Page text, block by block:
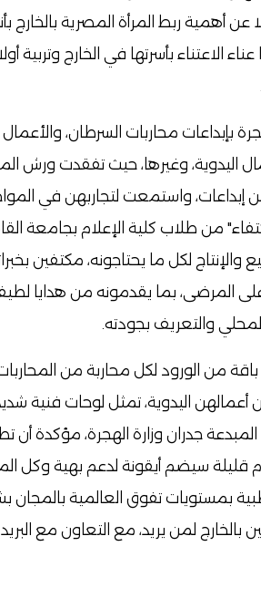
عن أهمية ربط المرأة المصرية
عناء الاعتناء بأسرتها في الخارج
بإبداعات محاربات السرطان،
اليدوية، وغيرها، حيث تفقدت ورش
من إبداعات، واستمعت لتجاربهن في
من طلاب كلية الإعلام بجامعة
لكل ما يحتاجونه، مكتفين
على المرضى، بما يقدمونه من هدايا
والتعريف بجودته.
من الورود لكل محاربة من
أعمالهن اليدوية، تمثل لوحات فنية
جدران وزارة الهجرة، مؤكدة أن
سيضم أيقونة لدعم بهية وكل
بمستويات تفوق العالمية بالمجان
بالخارج لمن يريد، مع التعاون مع